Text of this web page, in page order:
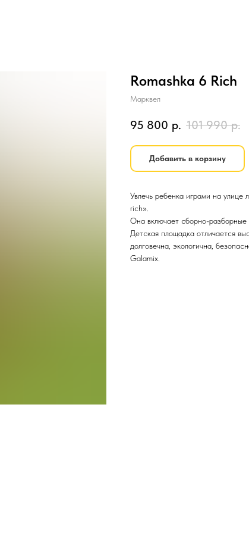
Romashka 6 Rich
Марквел
95 800 р. 101 990 р.
Добавить в корзину
Увлечь ребенка играми на улице
rich».
Она включает сборно-разборные
Детская площадка отличается
долговечна, экологична,
Galamix.